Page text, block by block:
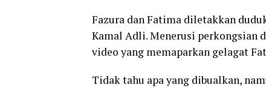
Fazura dan Fatima diletakkan
Kamal Adli. Menerusi perkongsian
video yang memaparkan gelagat
Tidak tahu apa yang dibualkan,